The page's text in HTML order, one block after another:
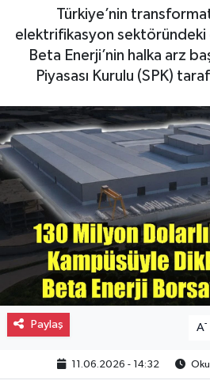
Türkiye’nin
elektrifikasyon sektöründeki
Beta Enerji’nin halka arz
Piyasası Kurulu (SPK)
Paylaş A-
11.06.2026 - 14:32
Otovitrin
Asayiş
Magazin
Gayrimenkul
Spor
Eğitim
Haber Arşivi